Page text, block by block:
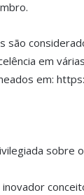
são
em
em:
sobre